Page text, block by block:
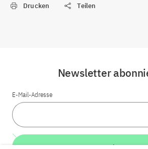
Drucken Teilen
Newsletter
E-Mail-Adresse
Weiter